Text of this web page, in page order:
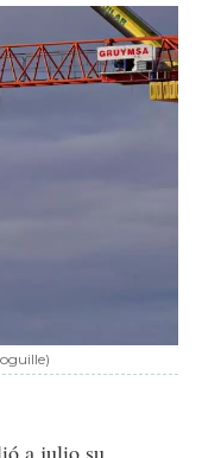
)
a julio su